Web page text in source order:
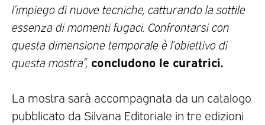
l’impiego di nuove tecniche, catturando la sottile
essenza di momenti fugaci. Confrontarsi con
questa dimensione temporale è l’obiettivo di
questa mostra”, concludono le curatrici.
La mostra sarà accompagnata da un catalogo
pubblicato da Silvana Editoriale in tre edizioni